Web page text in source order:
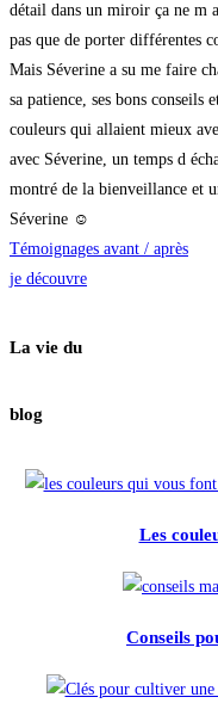
détail dans un miroir ça ne m
pas que de porter différentes
Mais Séverine a su me faire
sa patience, ses bons
couleurs qui allaient mieux
avec Séverine, un temps d
montré de la bienveillance et
Séverine ☺️
Témoignages avant / après
je découvre
La vie du
blog
Les
Conseils